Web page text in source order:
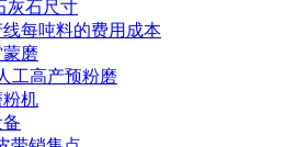
灰石尺寸
每吨料的费用成本
磨
工高产预粉磨
机